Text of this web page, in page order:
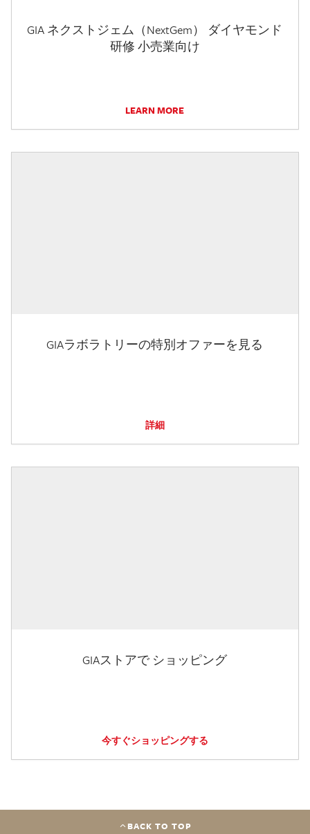
GIA ネクストジェム（NextGem） ダイヤモンド
研修 小売業向け
LEARN MORE
GIAラボラトリーの特別オファーを見る
詳細
GIAストアで ショッピング
今すぐショッピングする
BACK TO TOP